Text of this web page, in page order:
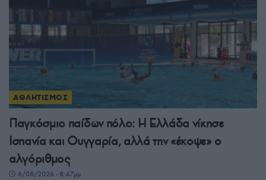
ΑΘΛΗΤΙΣΜΟΣ
Παγκόσμιο παίδων πόλο: Η Ελλάδα νίκησε
Ισπανία και Ουγγαρία, αλλά την «έκοψε» ο
αλγόριθμος
6/08/2026 - 8:47μμ